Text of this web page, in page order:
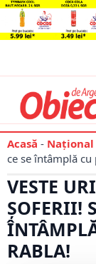
Acasă - Național
ce se întâmplă
VESTE
ȘOFERII!
RABLA!